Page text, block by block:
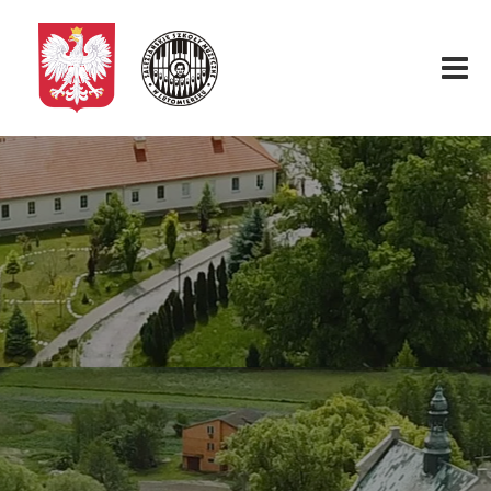
Start
O nas
Aktualności
Rekrutacja
Fundacja
Konkurs organowy